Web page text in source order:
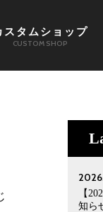
スタムショップ
CUSTOM SHOP
【
知ら